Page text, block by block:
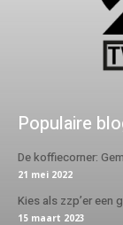
Populaire
De koffiecorner:
21 mei 2022
Kies als zzp’er een
15 maart 2023